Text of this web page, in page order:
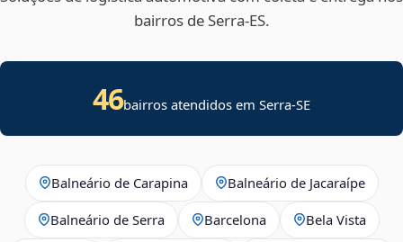
bairros de Serra‑ES.
46bairros atendidos emSerra-SE
Balneário de Carapina Balneário de Jacaraípe
Balneário de Serra Barcelona Bela Vista